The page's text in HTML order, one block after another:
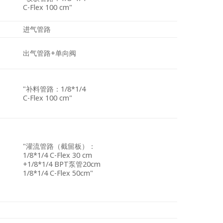
C-Flex 100 cm"
进气管路
出气管路+单向阀
"补料管路：1/8*1/4
C-Flex 100 cm"
"灌流管路（截留板）：
1/8*1/4 C-Flex 30 cm
+1/8*1/4 BPT泵管20cm
1/8*1/4 C-Flex 50cm"